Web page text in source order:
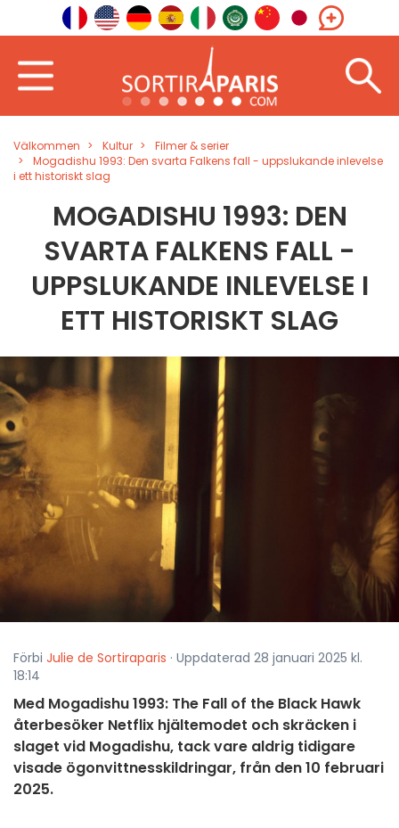
Välkommen Kultur
Filmer & serier
Mogadishu 1993: Den svarta Falkens fall - uppslukande inlevelse
i ett historiskt slag
MOGADISHU 1993: DEN
SVARTA FALKENS FALL -
UPPSLUKANDE INLEVELSE I
ETT HISTORISKT SLAG
Förbi Julie de Sortiraparis · Uppdaterad 28 januari 2025 kl.
18:14
Med Mogadishu 1993: The Fall of the Black Hawk
återbesöker Netflix hjältemodet och skräcken i
slaget vid Mogadishu, tack vare aldrig tidigare
visade ögonvittnesskildringar, från den 10 februari
2025.